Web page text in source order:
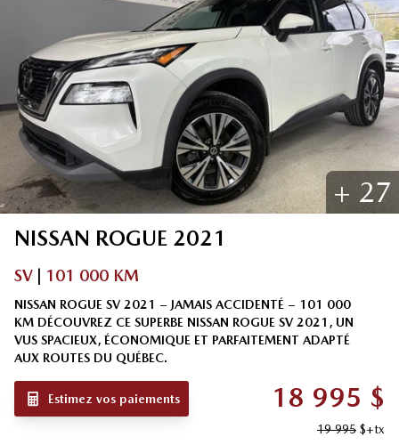
+ 27
NISSAN ROGUE 2021
SV 101 000 KM
NISSAN ROGUE SV 2021 – JAMAIS ACCIDENTÉ – 101 000
KM DÉCOUVREZ CE SUPERBE NISSAN ROGUE SV 2021, UN
VUS SPACIEUX, ÉCONOMIQUE ET PARFAITEMENT ADAPTÉ
AUX ROUTES DU QUÉBEC.
18 995 $
19 995$+tx
Estimez vos paiements